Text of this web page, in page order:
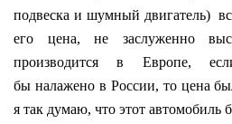
подвеска и шумный двигатель)
его цена, не заслуженно
производится в Европе,
бы налажено в России, то цена
я так думаю, что этот